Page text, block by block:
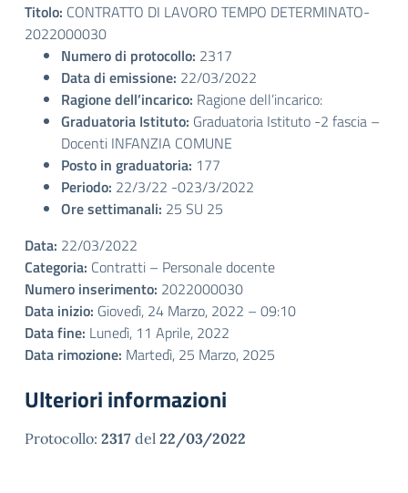
Titolo: CONTRATTO DI LAVORO TEMPO DETERMINATO-
2022000030
Numero di protocollo: 2317
Data di emissione: 22/03/2022
Ragione dell’incarico: Ragione dell’incarico:
Graduatoria Istituto: Graduatoria Istituto -2 fascia –
Docenti INFANZIA COMUNE
Posto in graduatoria: 177
Periodo: 22/3/22 -023/3/2022
Ore settimanali: 25 SU 25
Data: 22/03/2022
Categoria: Contratti – Personale docente
Numero inserimento: 2022000030
Data inizio: Giovedì, 24 Marzo, 2022 – 09:10
Data fine: Lunedì, 11 Aprile, 2022
Data rimozione: Martedì, 25 Marzo, 2025
Ulteriori informazioni
Protocollo: 2317 del 22/03/2022